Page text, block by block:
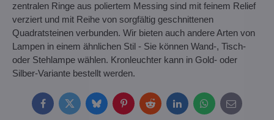
zentralen Ringe aus poliertem Messing sind mit feinem Relief
verziert und mit Reihe von sorgfältig geschnittenen
Quadratsteinen verbunden. Wir bieten auch andere Arten von
Lampen in einem ähnlichen Stil - Sie können Wand-, Tisch-
oder Stehlampe wählen. Kronleuchter kann in Gold- oder
Silber-Variante bestellt werden.
FacebookTwitterBlueskyPinterestRedditLinkedInWhatsApp
E-
mail